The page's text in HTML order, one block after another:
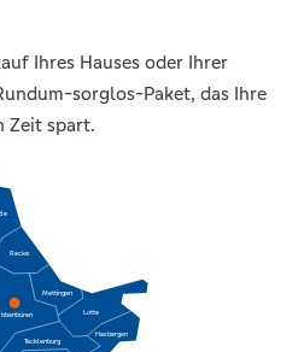
Ihres Hauses oder Ihrer
sorglos-Paket, das Ihre
Zeit spart.
Ibbenbüren
Mettingen
Recke
Lotte
Hasbergen
Tecklenburg